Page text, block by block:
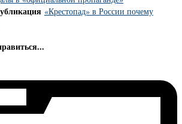
«Крестопад» в России почему